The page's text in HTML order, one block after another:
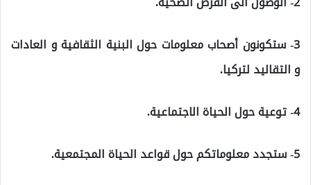
3- ستكونون أصحاب معلومات حول البنية الثقافية و العادات
و التقاليد لتركيا.
4- توعية حول الحياة الاجتماعية.
5- ستجدد معلوماتكم حول قواعد الحياة المجتمعية.